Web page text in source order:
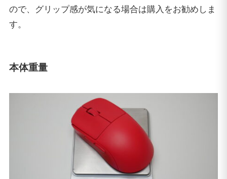
ので、グリップ感が気になる場合は購入をお勧めしま
す。
本体重量